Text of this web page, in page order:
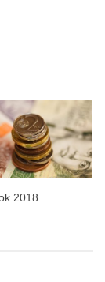
2018